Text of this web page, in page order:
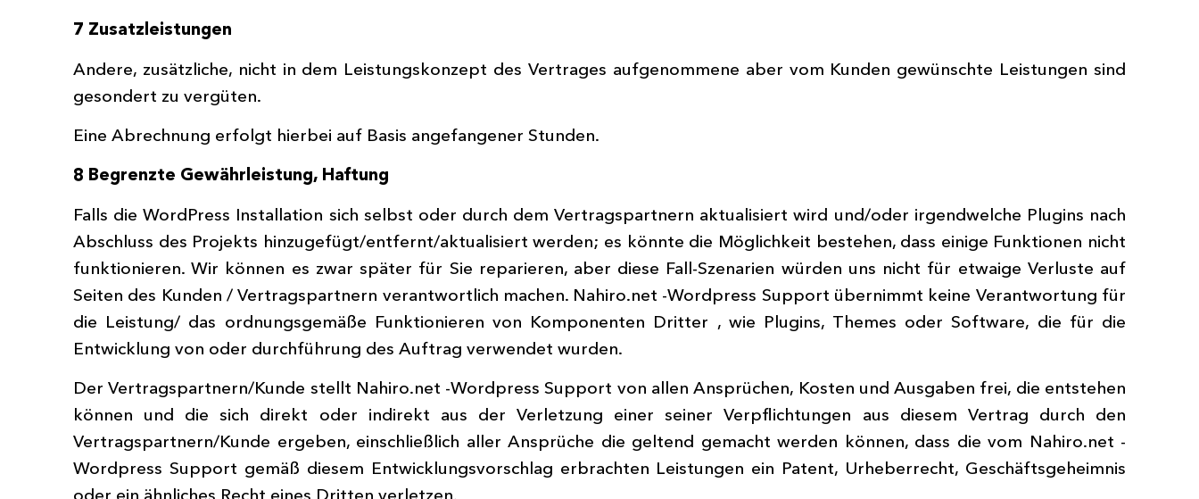
7 Zusatzleistungen
Andere, zusätzliche, nicht in dem Leistungskonzept des Vertrages aufgenommene aber vom Kunden gewünschte Leistungen sind
gesondert zu vergüten.
Eine Abrechnung erfolgt hierbei auf Basis angefangener Stunden.
8 Begrenzte Gewährleistung, Haftung
Falls die WordPress Installation sich selbst oder durch dem Vertragspartnern aktualisiert wird und/oder irgendwelche Plugins nach
Abschluss des Projekts hinzugefügt/entfernt/aktualisiert werden; es könnte die Möglichkeit bestehen, dass einige Funktionen nicht
funktionieren. Wir können es zwar später für Sie reparieren, aber diese Fall-Szenarien würden uns nicht für etwaige Verluste auf
Seiten des Kunden / Vertragspartnern verantwortlich machen. Nahiro.net -Wordpress Support übernimmt keine Verantwortung für
die Leistung/ das ordnungsgemäße Funktionieren von Komponenten Dritter , wie Plugins, Themes oder Software, die für die
Entwicklung von oder durchführung des Auftrag verwendet wurden.
Der Vertragspartnern/Kunde stellt Nahiro.net -Wordpress Support von allen Ansprüchen, Kosten und Ausgaben frei, die entstehen
können und die sich direkt oder indirekt aus der Verletzung einer seiner Verpflichtungen aus diesem Vertrag durch den
Vertragspartnern/Kunde ergeben, einschließlich aller Ansprüche die geltend gemacht werden können, dass die vom Nahiro.net -
Wordpress Support gemäß diesem Entwicklungsvorschlag erbrachten Leistungen ein Patent, Urheberrecht, Geschäftsgeheimnis